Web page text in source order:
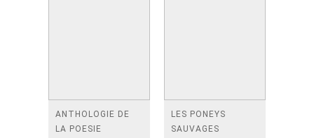
ANTHOLOGIE DE
LA POESIE
LES PONEYS
SAUVAGES